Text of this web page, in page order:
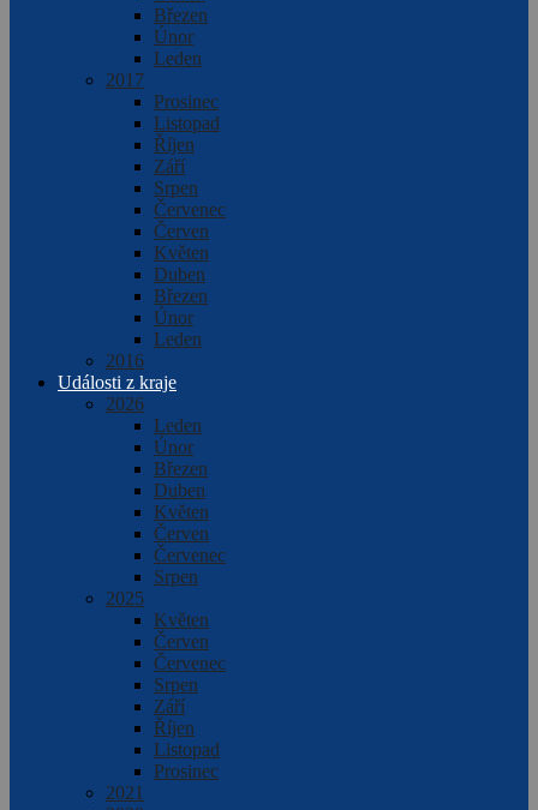
Březen
Únor
Leden
2017
Prosinec
Listopad
Říjen
Září
Srpen
Červenec
Červen
Květen
Duben
Březen
Únor
Leden
2016
Události z kraje
2026
Leden
Únor
Březen
Duben
Květen
Červen
Červenec
Srpen
2025
Květen
Červen
Červenec
Srpen
Září
Říjen
Listopad
Prosinec
2021